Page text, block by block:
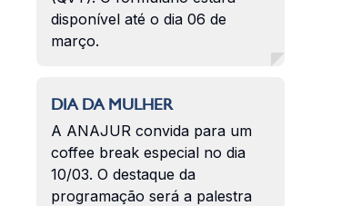
disponível até o dia 06 de
março.
DIA DA MULHER
A ANAJUR convida para um
coffee break especial no dia
10/03. O destaque da
programação será a palestra